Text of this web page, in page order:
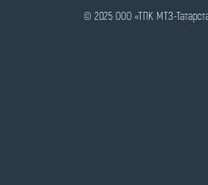
© 2025 ООО «ТПК МТЗ-